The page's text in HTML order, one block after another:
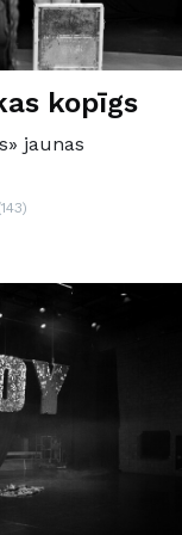
kopīgs
jaunas